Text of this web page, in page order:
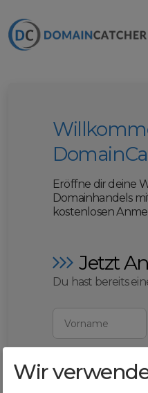
Eröffne dir deine
Domainhandels
kostenlosen
Jetzt
Du hast bereits
Vorname
E-Mail
Wir